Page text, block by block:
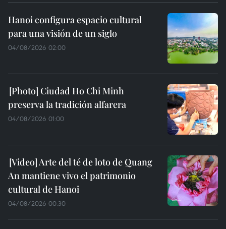
Hanoi configura espacio cultural
para una visión de un siglo
04/08/2026 02:00
Ciudad Ho Chi Minh
preserva la tradición alfarera
04/08/2026 01:00
Arte del té de loto de Quang
An mantiene vivo el patrimonio
cultural de Hanoi
04/08/2026 00:30